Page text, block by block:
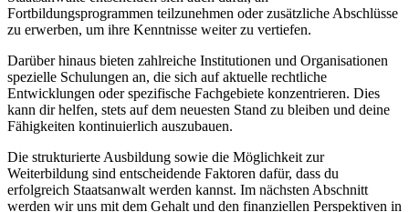
Fortbildungsprogrammen teilzunehmen oder zusätzliche Abschlüsse
zu erwerben, um ihre Kenntnisse weiter zu vertiefen.
Darüber hinaus bieten zahlreiche Institutionen und Organisationen
spezielle Schulungen an, die sich auf aktuelle rechtliche
Entwicklungen oder spezifische Fachgebiete konzentrieren. Dies
kann dir helfen, stets auf dem neuesten Stand zu bleiben und deine
Fähigkeiten kontinuierlich auszubauen.
Die strukturierte Ausbildung sowie die Möglichkeit zur
Weiterbildung sind entscheidende Faktoren dafür, dass du
erfolgreich Staatsanwalt werden kannst. Im nächsten Abschnitt
werden wir uns mit dem Gehalt und den finanziellen Perspektiven in